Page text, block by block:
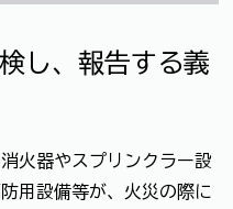
し、報告する義
火器やスプリンクラー設
用設備等が、火災の際に